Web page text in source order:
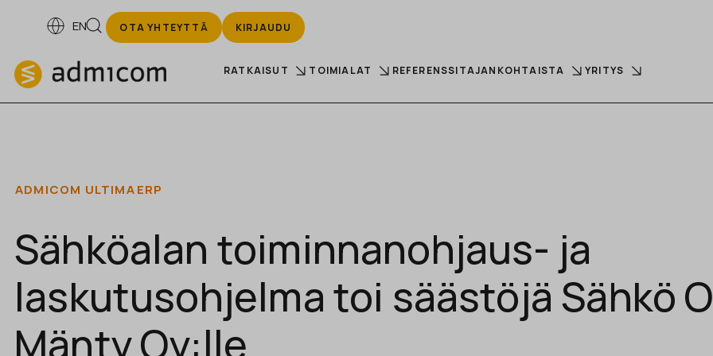
EN OTA YHTEYTTÄ KIRJAUDU
RATKAISUT TOIMIALAT REFERENSSITAJANKOHTAISTA YRITYS
ADMICOM ULTIMAERP
Sähköalan toiminnanohjaus- ja
laskutusohjelma toi säästöjä Sähkö
Mänty Oy:lle